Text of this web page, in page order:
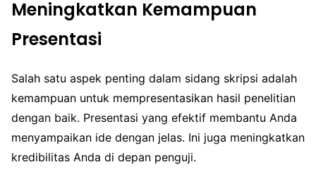
Meningkatkan Kemampuan
Presentasi
Salah satu aspek penting dalam sidang skripsi adalah
kemampuan untuk mempresentasikan hasil penelitian
dengan baik. Presentasi yang efektif membantu Anda
menyampaikan ide dengan jelas. Ini juga meningkatkan
kredibilitas Anda di depan penguji.